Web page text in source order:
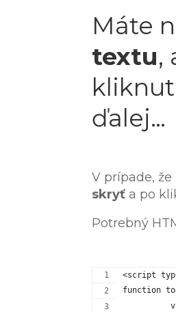
Máte
textu,
ďalej…
V prípade,
skryť a po
Potrebný
<script
function